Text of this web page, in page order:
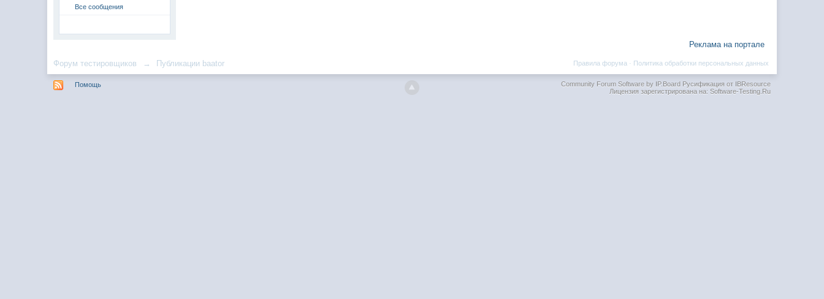
Все сообщения
Реклама на портале
Форум тестировщиков → Публикации baator Политика обработки персональных данных
Правила форума ·
Помощь Community Forum Software by IP.BoardРусификация от IBResource
Лицензия зарегистрирована на: Software-Testing.Ru